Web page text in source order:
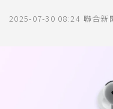
2025-07-30 08:24 聯合新